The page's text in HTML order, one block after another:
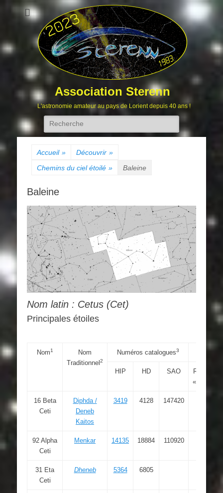
Association Sterenn
L'astronomie amateur au pays de Lorient depuis 40 ans !
Rechercher :
Accueil » Découvrir »
Chemins du ciel étoilé » Baleine
Baleine
Nom latin : Cetus (Cet)
Principales étoiles
Nom1
Nom
Traditionnel 2
Numéros catalogues3
HIP HD SAO
RAJ2000
« h:m:s »
16 Beta
Ceti
Diphda /
Deneb
Kaitos
3419 4128 147420
92 Alpha
Ceti
Menkar 14135 18884 110920
31 Eta
Ceti
Dheneb 5364 6805